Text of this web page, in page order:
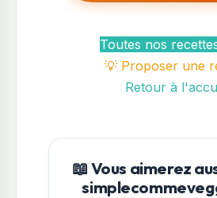
Toutes nos
💡 Proposer une
Retour à
📖 Vous aimerez